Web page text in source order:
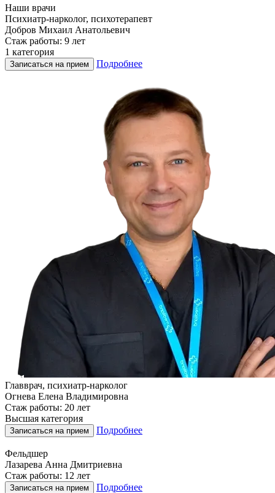
Наши врачи
Психиатр-нарколог, психотерапевт
Добров Михаил Анатольевич
Стаж работы: 9 лет
1 категория
Записаться на прием Подробнее
Главврач, психиатр-нарколог
Огнева Елена Владимировна
Стаж работы: 20 лет
Высшая категория
Записаться на прием Подробнее
Фельдшер
Лазарева Анна Дмитриевна
Стаж работы: 12 лет
Записаться на прием Подробнее